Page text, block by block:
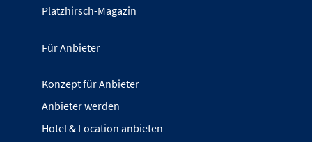
Platzhirsch-Magazin
Für Anbieter
Konzept für Anbieter
Anbieter werden
Hotel & Location anbieten